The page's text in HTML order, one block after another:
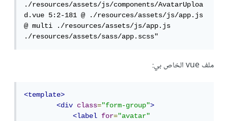
./resources/assets/js/components/AvatarUploa
d.vue 5:2-181 @ ./resources/assets/js/app.js
@ multi ./resources/assets/js/app.js
./resources/assets/sass/app.scss"
ملف vue الخاص بي:
<template>
<div
class="form-group">
<label
for="avatar"